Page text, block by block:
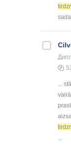
...
...